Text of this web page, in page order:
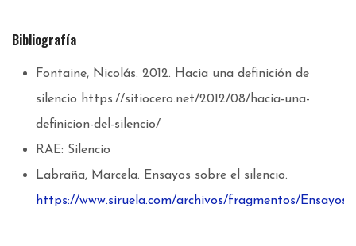
Bibliografía
Fontaine, Nicolás. 2012. Hacia una definición de
silencio https://sitiocero.net/2012/08/hacia-una-
definicion-del-silencio/
RAE: Silencio
Labraña, Marcela. Ensayos sobre el silencio.
https://www.siruela.com/archivos/fragmentos/